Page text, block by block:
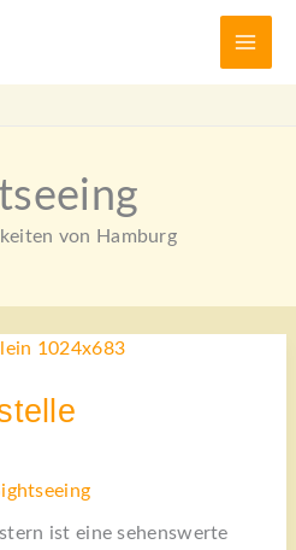
von Hamburg
ist eine sehenswerte